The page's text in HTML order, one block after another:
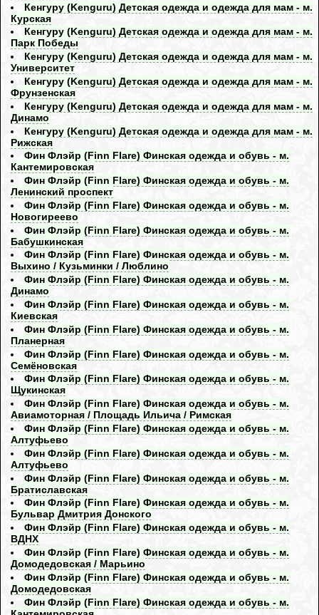
Кенгуру (Kenguru) Детская одежда и одежда для мам - м.
Курская
Кенгуру (Kenguru) Детская одежда и одежда для мам - м.
Парк Победы
Кенгуру (Kenguru) Детская одежда и одежда для мам - м.
Университет
Кенгуру (Kenguru) Детская одежда и одежда для мам - м.
Фрунзенская
Кенгуру (Kenguru) Детская одежда и одежда для мам - м.
Динамо
Кенгуру (Kenguru) Детская одежда и одежда для мам - м.
Рижская
Фин Флэйр (Finn Flare) Финская одежда и обувь - м.
Кантемировская
Фин Флэйр (Finn Flare) Финская одежда и обувь - м.
Ленинский проспект
Фин Флэйр (Finn Flare) Финская одежда и обувь - м.
Новогиреево
Фин Флэйр (Finn Flare) Финская одежда и обувь - м.
Бабушкинская
Фин Флэйр (Finn Flare) Финская одежда и обувь - м.
Выхино / Кузьминки / Люблино
Фин Флэйр (Finn Flare) Финская одежда и обувь - м.
Динамо
Фин Флэйр (Finn Flare) Финская одежда и обувь - м.
Киевская
Фин Флэйр (Finn Flare) Финская одежда и обувь - м.
Планерная
Фин Флэйр (Finn Flare) Финская одежда и обувь - м.
Семёновская
Фин Флэйр (Finn Flare) Финская одежда и обувь - м.
Щукинская
Фин Флэйр (Finn Flare) Финская одежда и обувь - м.
Авиамоторная / Площадь Ильича / Римская
Фин Флэйр (Finn Flare) Финская одежда и обувь - м.
Алтуфьево
Фин Флэйр (Finn Flare) Финская одежда и обувь - м.
Алтуфьево
Фин Флэйр (Finn Flare) Финская одежда и обувь - м.
Братиславская
Фин Флэйр (Finn Flare) Финская одежда и обувь - м.
Бульвар Дмитрия Донского
Фин Флэйр (Finn Flare) Финская одежда и обувь - м.
ВДНХ
Фин Флэйр (Finn Flare) Финская одежда и обувь - м.
Домодедовская / Марьино
Фин Флэйр (Finn Flare) Финская одежда и обувь - м.
Домодедовская
Фин Флэйр (Finn Flare) Финская одежда и обувь - м.